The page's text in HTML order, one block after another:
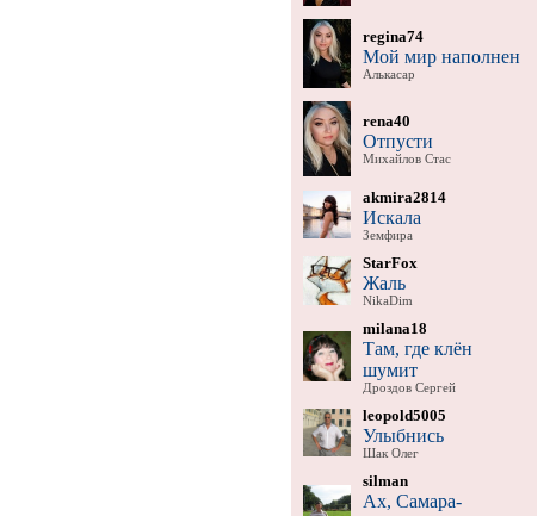
regina74
Мой мир наполнен
Алькасар
rena40
Отпусти
Михайлов Стас
akmira2814
Искала
Земфира
StarFox
Жаль
NikaDim
milana18
Там, где клён
шумит
Дроздов Сергей
leopold5005
Улыбнись
Шак Олег
silman
Ах, Самара-